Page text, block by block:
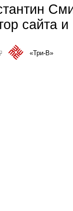
сайта
is external)«Три-В»